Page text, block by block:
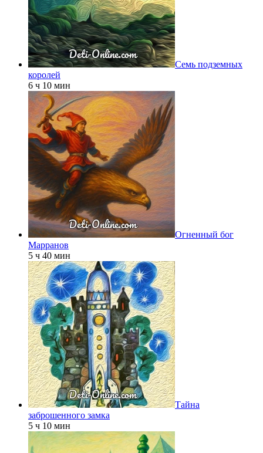
Семь подземных
королей
6 ч 10 мин
Огненный бог
Марранов
5 ч 40 мин
Тайна
заброшенного замка
5 ч 10 мин